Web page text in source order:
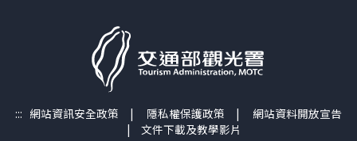
::: 網站資訊安全政策 | 隱私權保護政策 | 網站資料開放宣告
| 文件下載及教學影片